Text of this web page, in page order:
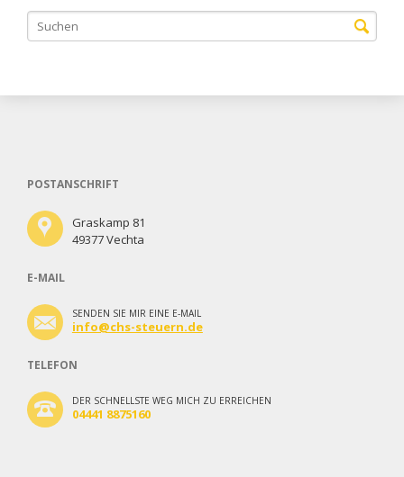
POSTANSCHRIFT
Graskamp 81
49377 Vechta
E-MAIL
SENDEN SIE MIR EINE E-MAIL
info@chs-steuern.de
TELEFON
DER SCHNELLSTE WEG MICH ZU ERREICHEN
04441 8875160